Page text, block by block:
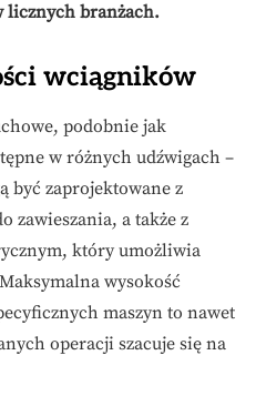
licznych branżach.
wciągników
podobnie jak
w różnych udźwigach –
być zaprojektowane z
zawieszania, a także z
który umożliwia
wysokość
maszyn to nawet
operacji szacuje się na